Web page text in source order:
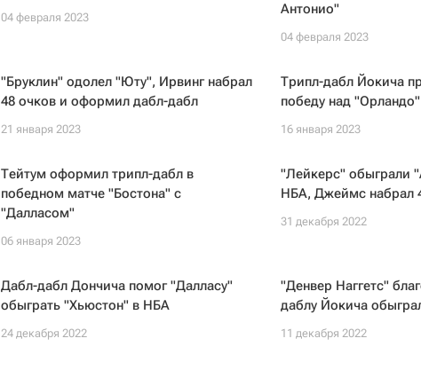
04 февраля 2023
Антонио"
04 февраля 2023
"Бруклин" одолел "Юту", Ирвинг набрал
48 очков и оформил дабл-дабл
21 января 2023
Трипл-дабл Йокича
победу над
16 января 2023
Тейтум оформил трипл-дабл в
победном матче "Бостона" с
"Далласом"
06 января 2023
"Лейкерс" обыграли
НБА, Джеймс набрал
31 декабря 2022
Дабл-дабл Дончича помог "Далласу"
обыграть "Хьюстон" в НБА
24 декабря 2022
"Денвер Наггетс"
даблу Йокича
11 декабря 2022